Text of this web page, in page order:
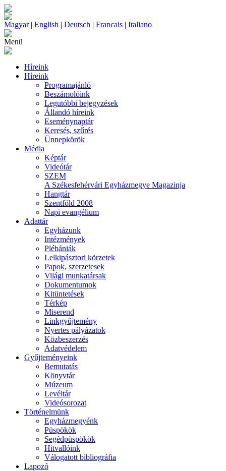
Magyar| English | Deutsch | Francais | Italiano
Menü
Híreink
Híreink
Programajánló
Beszámolóink
Legutóbbi bejegyzések
Állandó híreink
Eseménynaptár
Keresés, szűrés
Ünnepkörök
Média
Képtár
Videótár
SZEM
A Székesfehérvári Egyházmegye Magazinja
Hangtár
Szentföld 2008
Napi evangélium
Adattár
Egyházunk
Intézmények
Plébániák
Lelkipásztori körzetek
Papok, szerzetesek
Világi munkatársak
Dokumentumok
Kitüntetések
Térkép
Miserend
Linkgyűjtemény
Nyertes pályázatok
Közbeszerzés
Adatvédelem
Gyűjteményeink
Bemutatás
Könyvtár
Múzeum
Levéltár
Videósorozat
Történelmünk
Egyházmegyénk
Püspökök
Segédpüspökök
Hitvallóink
Válogatott bibliográfia
Lapozó